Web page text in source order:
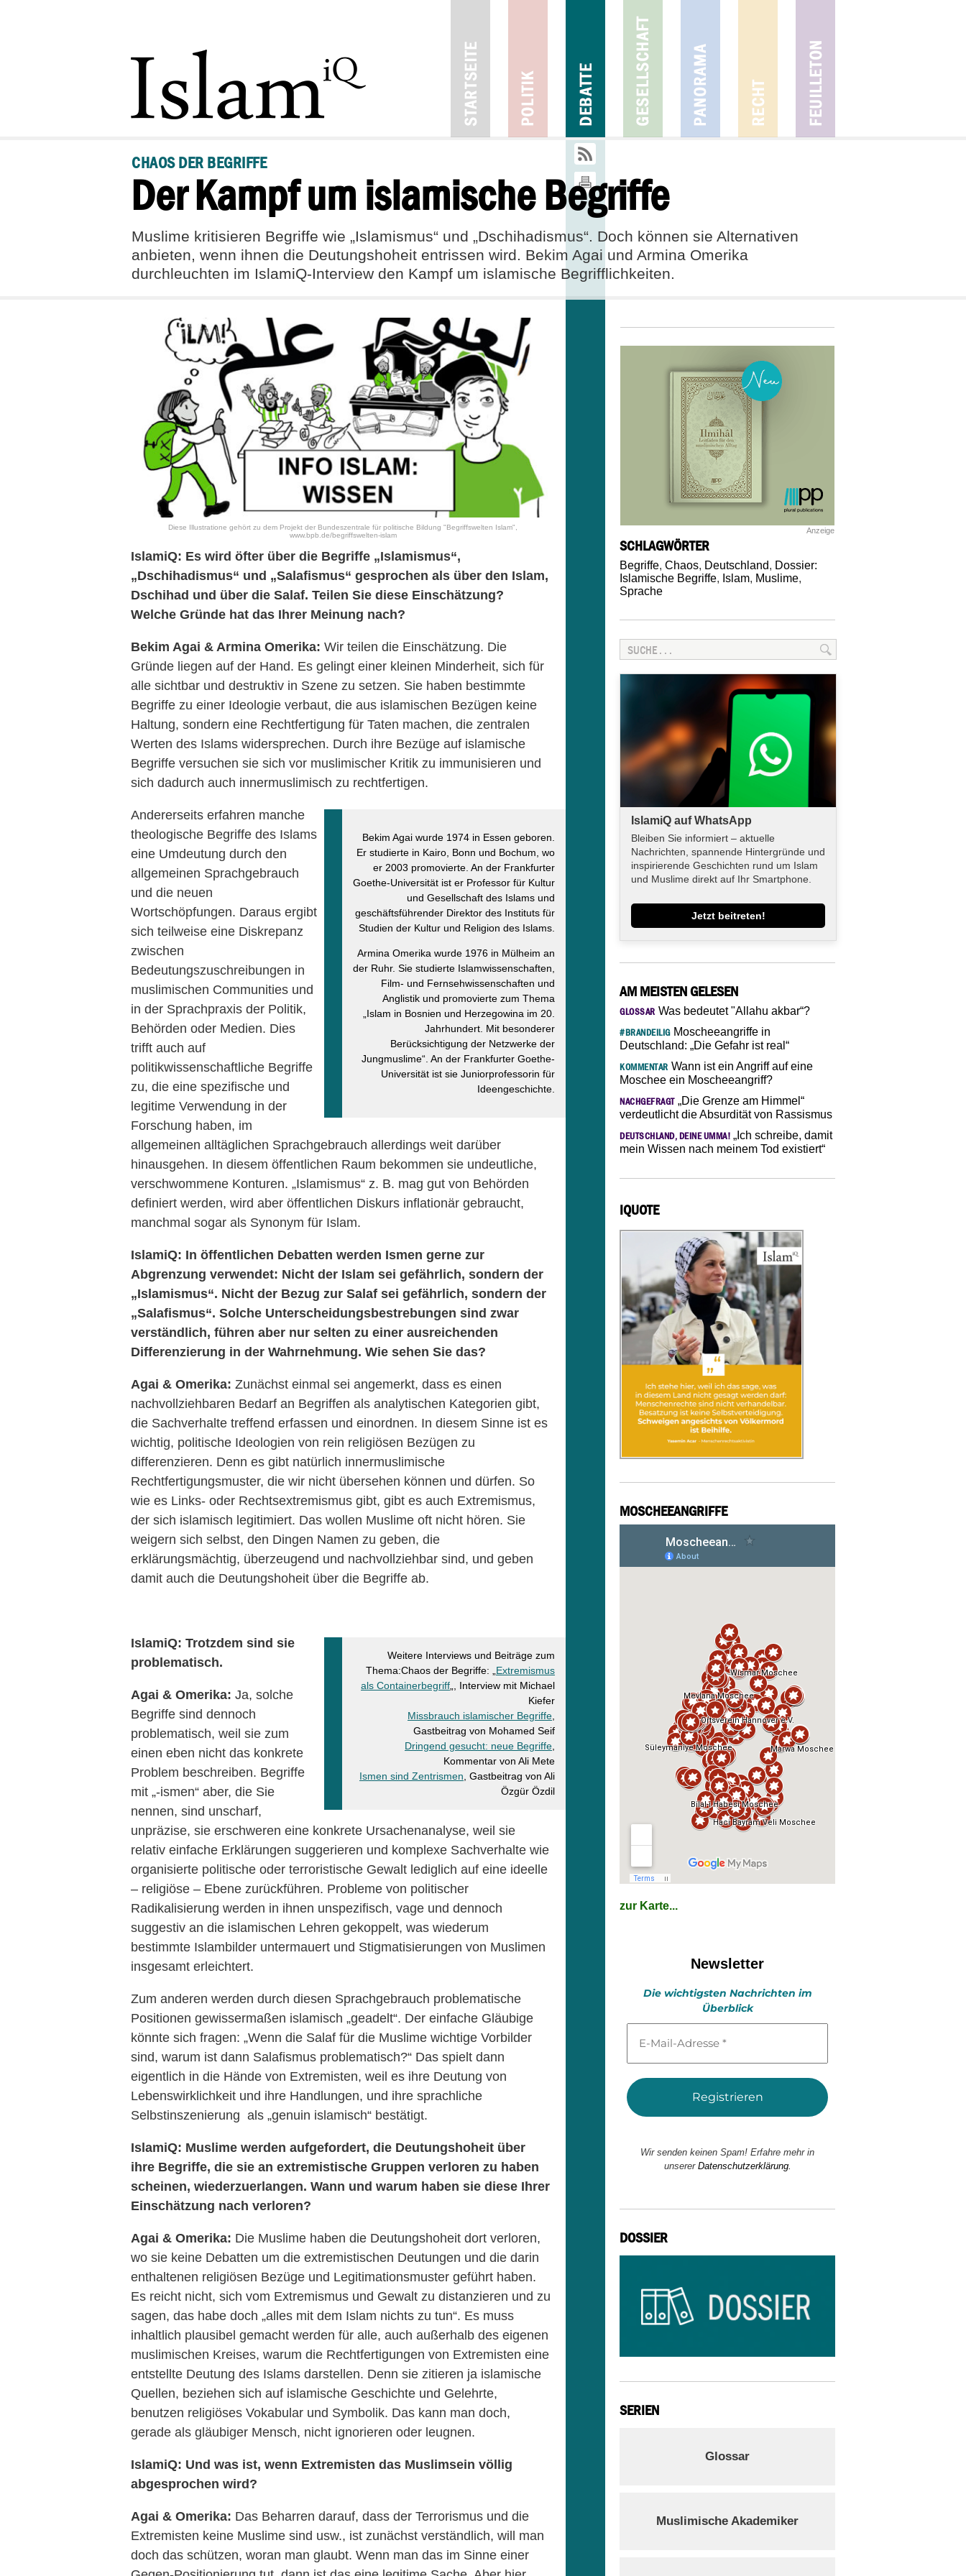
CHAOS DER BEGRIFFE
Der Kampf um islamische Begriffe
Muslime kritisieren Begriffe wie „Islamismus“ und „Dschihadismus“. Doch können sie Alternativen
anbieten, wenn ihnen die Deutungshoheit entrissen wird. Bekim Agai und Armina Omerika
durchleuchten im IslamiQ-Interview den Kampf um islamische Begrifflichkeiten.
26
03
2017
1
Diese Illustratione gehört zu dem Projekt der Bundeszentrale für politische Bildung "Begriffswelten Islam",
www.bpb.de/begriffswelten-islam
IslamiQ: Es wird öfter über die Begriffe „Islamismus“,
„Dschihadismus“ und „Salafismus“ gesprochen als über den Islam,
Dschihad und über die Salaf. Teilen Sie diese Einschätzung?
Welche Gründe hat das Ihrer Meinung nach?
Bekim Agai & Armina Omerika: Wir teilen die Einschätzung. Die
Gründe liegen auf der Hand. Es gelingt einer kleinen Minderheit, sich für
alle sichtbar und destruktiv in Szene zu setzen. Sie haben bestimmte
Begriffe zu einer Ideologie verbaut, die aus islamischen Bezügen keine
Haltung, sondern eine Rechtfertigung für Taten machen, die zentralen
Werten des Islams widersprechen. Durch ihre Bezüge auf islamische
Begriffe versuchen sie sich vor muslimischer Kritik zu immunisieren und
sich dadurch auch innermuslimisch zu rechtfertigen.
Bekim Agai wurde 1974 in Essen geboren.
Er studierte in Kairo, Bonn und Bochum, wo
er 2003 promovierte. An der Frankfurter
Goethe-Universität ist er Professor für Kultur
und Gesellschaft des Islams und
geschäftsführender Direktor des Instituts für
Studien der Kultur und Religion des Islams.
Armina Omerika wurde 1976 in Mülheim an
der Ruhr. Sie studierte Islamwissenschaften,
Film- und Fernsehwissenschaften und
Anglistik und promovierte zum Thema
„Islam in Bosnien und Herzegowina im 20.
Jahrhundert. Mit besonderer
Berücksichtigung der Netzwerke der
Jungmuslime“. An der Frankfurter Goethe-
Universität ist sie Juniorprofessorin für
Ideengeschichte.
Andererseits erfahren manche
theologische Begriffe des Islams
eine Umdeutung durch den
allgemeinen Sprachgebrauch
und die neuen
Wortschöpfungen. Daraus ergibt
sich teilweise eine Diskrepanz
zwischen
Bedeutungszuschreibungen in
muslimischen Communities und
in der Sprachpraxis der Politik,
Behörden oder Medien. Dies
trifft auch auf
politikwissenschaftliche Begriffe
zu, die eine spezifische und
legitime Verwendung in der
Forschung haben, im
allgemeinen alltäglichen Sprachgebrauch allerdings weit darüber
hinausgehen. In diesem öffentlichen Raum bekommen sie undeutliche,
verschwommene Konturen. „Islamismus“ z. B. mag gut von Behörden
definiert werden, wird aber öffentlichen Diskurs inflationär gebraucht,
manchmal sogar als Synonym für Islam.
IslamiQ: In öffentlichen Debatten werden Ismen gerne zur
Abgrenzung verwendet: Nicht der Islam sei gefährlich, sondern der
„Islamismus“. Nicht der Bezug zur Salaf sei gefährlich, sondern der
„Salafismus“. Solche Unterscheidungsbestrebungen sind zwar
verständlich, führen aber nur selten zu einer ausreichenden
Differenzierung in der Wahrnehmung. Wie sehen Sie das?
Agai & Omerika: Zunächst einmal sei angemerkt, dass es einen
nachvollziehbaren Bedarf an Begriffen als analytischen Kategorien gibt,
die Sachverhalte treffend erfassen und einordnen. In diesem Sinne ist es
wichtig, politische Ideologien von rein religiösen Bezügen zu
differenzieren. Denn es gibt natürlich innermuslimische
Rechtfertigungsmuster, die wir nicht übersehen können und dürfen. So
wie es Links- oder Rechtsextremismus gibt, gibt es auch Extremismus,
der sich islamisch legitimiert. Das wollen Muslime oft nicht hören. Sie
weigern sich selbst, den Dingen Namen zu geben, die
erklärungsmächtig, überzeugend und nachvollziehbar sind, und geben
damit auch die Deutungshoheit über die Begriffe ab.
Weitere Interviews und Beiträge zum
Thema:Chaos der Begriffe: „ Extremismus
als Containerbegriff „, Interview mit Michael
Kiefer
Missbrauch islamischer Begriffe
Gastbeitrag von Mohamed Seif
Dringend gesucht: neue Begriffe
Kommentar von Ali Mete
Ismen sind Zentrismen , Gastbeitrag von Ali
Özgür Özdil
IslamiQ: Trotzdem sind sie
problematisch.
Agai & Omerika: Ja, solche
Begriffe sind dennoch
problematisch, weil sie zum
einen eben nicht das konkrete
Problem beschreiben. Begriffe
mit „-ismen“ aber, die Sie
nennen, sind unscharf,
unpräzise, sie erschweren eine konkrete Ursachenanalyse, weil sie
relativ einfache Erklärungen suggerieren und komplexe Sachverhalte wie
organisierte politische oder terroristische Gewalt lediglich auf eine ideelle
– religiöse – Ebene zurückführen. Probleme von politischer
Radikalisierung werden in ihnen unspezifisch, vage und dennoch
suggestiv an die islamischen Lehren gekoppelt, was wiederum
bestimmte Islambilder untermauert und Stigmatisierungen von Muslimen
insgesamt erleichtert.
Zum anderen werden durch diesen Sprachgebrauch problematische
Positionen gewissermaßen islamisch „geadelt“. Der einfache Gläubige
könnte sich fragen: „Wenn die Salaf für die Muslime wichtige Vorbilder
sind, warum ist dann Salafismus problematisch?“ Das spielt dann
eigentlich in die Hände von Extremisten, weil es ihre Deutung von
Lebenswirklichkeit und ihre Handlungen, und ihre sprachliche
Selbstinszenierung als „genuin islamisch“ bestätigt.
IslamiQ: Muslime werden aufgefordert, die Deutungshoheit über
ihre Begriffe, die sie an extremistische Gruppen verloren zu haben
scheinen, wiederzuerlangen. Wann und warum haben sie diese Ihrer
Einschätzung nach verloren?
Agai & Omerika: Die Muslime haben die Deutungshoheit dort verloren,
wo sie keine Debatten um die extremistischen Deutungen und die darin
enthaltenen religiösen Bezüge und Legitimationsmuster geführt haben.
Es reicht nicht, sich vom Extremismus und Gewalt zu distanzieren und zu
sagen, das habe doch „alles mit dem Islam nichts zu tun“. Es muss
inhaltlich plausibel gemacht werden für alle, auch außerhalb des eigenen
muslimischen Kreises, warum die Rechtfertigungen von Extremisten eine
entstellte Deutung des Islams darstellen. Denn sie zitieren ja islamische
Quellen, beziehen sich auf islamische Geschichte und Gelehrte,
benutzen religiöses Vokabular und Symbolik. Das kann man doch,
gerade als gläubiger Mensch, nicht ignorieren oder leugnen.
IslamiQ: Und was ist, wenn Extremisten das Muslimsein völlig
abgesprochen wird?
Agai & Omerika: Das Beharren darauf, dass der Terrorismus und die
Extremisten keine Muslime sind usw., ist zunächst verständlich, will man
doch das schützen, woran man glaubt. Wenn man das im Sinne einer
Anzeige
SCHLAGWÖRTER
Begriffe, Chaos, Deutschland, Dossier:
Islamische Begriffe, Islam, Muslime,
Sprache
IslamiQ auf WhatsApp
Bleiben Sie informiert – aktuelle
Nachrichten, spannende Hintergründe und
inspirierende Geschichten rund um Islam
und Muslime direkt auf Ihr Smartphone.
Jetzt beitreten!
AM MEISTEN GELESEN
GLOSSAR Was bedeutet "Allahu akbar“?
#BRANDEILIGMoscheeangriffe in
Deutschland: „Die Gefahr ist real“
KOMMENTAR Wann ist ein Angriff auf eine
Moschee ein Moscheeangriff?
NACHGEFRAGT„Die Grenze am Himmel“
verdeutlicht die Absurdität von Rassismus
DEUTSCHLAND, DEINE UMMA! „Ich schreibe, damit
mein Wissen nach meinem Tod existiert“
IQUOTE
MOSCHEEANGRIFFE
zur Karte...
Newsletter
Die wichtigsten Nachrichten im
Überblick
Mail-
*
Wir senden keinen Spam! Erfahre mehr in
unserer Datenschutzerklärung.
DOSSIER
SERIEN
Glossar
Muslimische Akademiker